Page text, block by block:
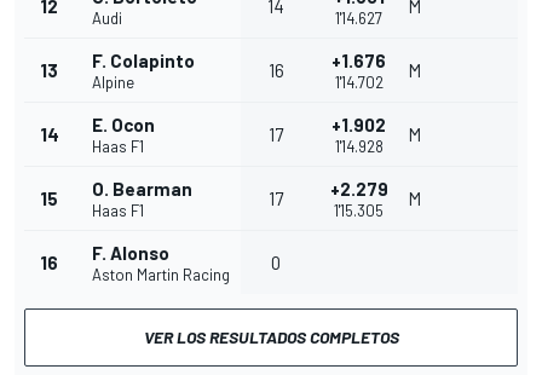
12
Audi
14
1'14.627
M
13 F. Colapinto
Alpine
16 +1.676
1'14.702
M
14 E. Ocon
Haas F1
17 +1.902
1'14.928
M
15 O. Bearman
Haas F1
17 +2.279
1'15.305
M
16 F. Alonso
Aston Martin Racing
0
VER LOS RESULTADOS COMPLETOS